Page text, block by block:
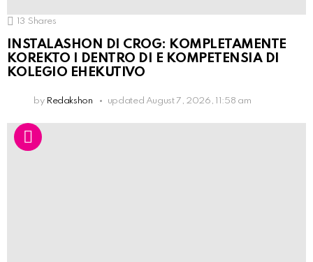
13 Shares
INSTALASHON DI CROG: KOMPLETAMENTE
KOREKTO I DENTRO DI E KOMPETENSIA DI
KOLEGIO EHEKUTIVO
by Redakshon updated August 7, 2026, 11:58 am